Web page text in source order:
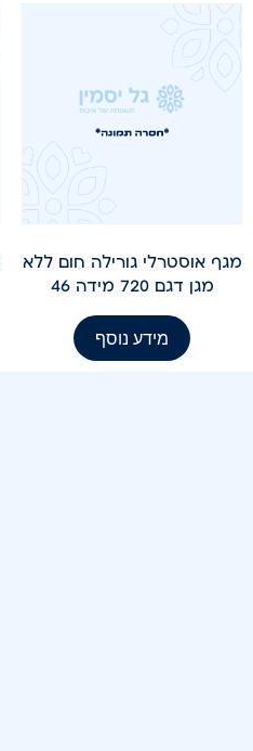
מגף אוסטרלי גורילה חום ללא
מגן דגם 720 מידה 46
מידע נוסף